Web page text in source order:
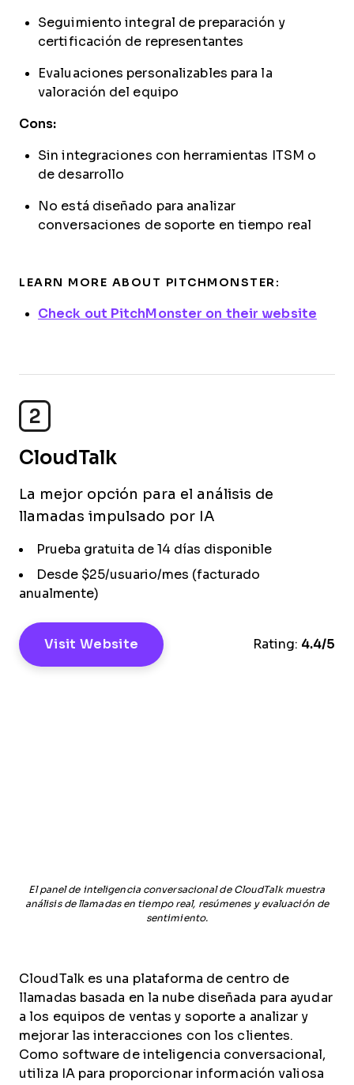
Seguimiento integral de preparación y
certificación de representantes
Evaluaciones personalizables para la
valoración del equipo
Cons:
Sin integraciones con herramientas ITSM o
de desarrollo
No está diseñado para analizar
conversaciones de soporte en tiempo real
LEARN MORE ABOUT PITCHMONSTER:
Check out PitchMonster on their website
2
CloudTalk
La mejor opción para el análisis de
llamadas impulsado por IA
Prueba gratuita de 14 días disponible
Desde $25/usuario/mes (facturado
anualmente)
Visit Website Rating: 4.4/5
El panel de inteligencia conversacional de CloudTalk muestra
análisis de llamadas en tiempo real, resúmenes y evaluación de
sentimiento.
CloudTalk es una plataforma de centro de
llamadas basada en la nube diseñada para ayudar
a los equipos de ventas y soporte a analizar y
mejorar las interacciones con los clientes.
Como software de inteligencia conversacional,
utiliza IA para proporcionar información valiosa